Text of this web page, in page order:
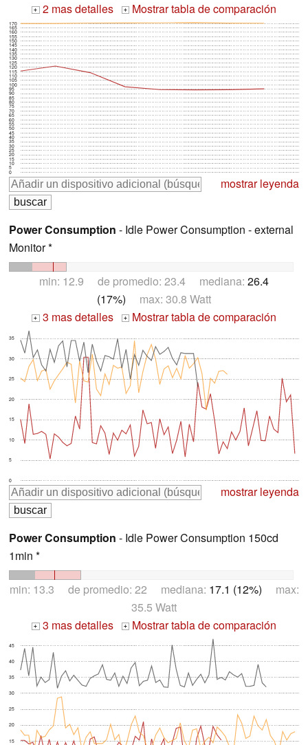
+ 2 mas detalles + Mostrar tabla de comparación
0
5
10
15
20
25
30
35
40
45
50
55
60
65
70
75
80
85
90
95
100
105
110
115
120
125
130
135
140
145
150
155
160
165
170
mostrar leyenda
Power Consumption - Idle Power Consumption - external
Monitor *
min: 12.9 de promedio: 23.4 mediana: 26.4
(17%) max: 30.8 Watt
+ 3 mas detalles + Mostrar tabla de comparación
0
5
10
15
20
25
30
35
mostrar leyenda
Power Consumption - Idle Power Consumption 150cd
1min *
min: 13.3 de promedio: 22 mediana: 17.1 (12%) max:
35.5 Watt
+ 3 mas detalles + Mostrar tabla de comparación
15
20
25
30
35
40
45